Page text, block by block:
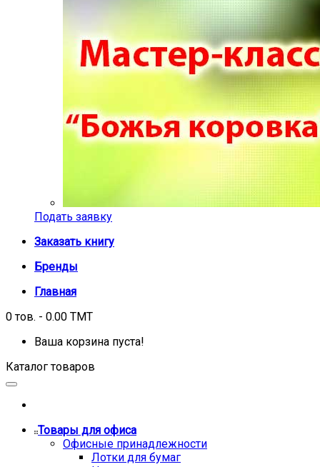
Подать заявку
Заказать книгу
Бренды
Главная
0 тов. - 0.00 TMT
Ваша корзина пуста!
Каталог товаров
Товары для офиса
Офисные принадлежности
Лотки для бумаг